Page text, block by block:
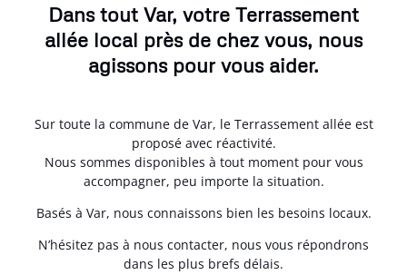
Dans tout Var, votre Terrassement
allée local près de chez vous, nous
agissons pour vous aider.
Sur toute la commune de Var, le Terrassement allée est
proposé avec réactivité.
Nous sommes disponibles à tout moment pour vous
accompagner, peu importe la situation.
Basés à Var, nous connaissons bien les besoins locaux.
N’hésitez pas à nous contacter, nous vous répondrons
dans les plus brefs délais.